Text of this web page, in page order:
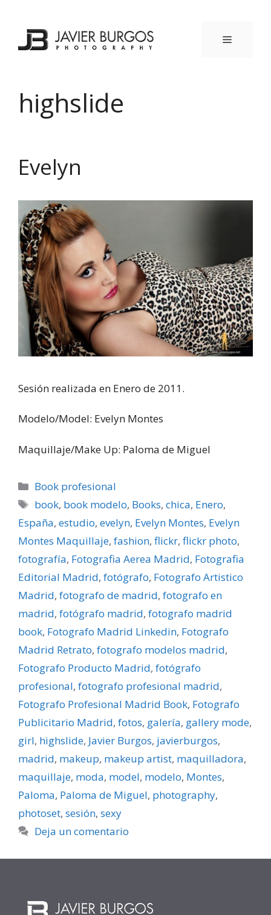
contenido
MENÚ
highslide
Evelyn
Sesión realizada en Enero de 2011.
Modelo/Model: Evelyn Montes
Maquillaje/Make Up: Paloma de Miguel
Categorías
Book profesional
Etiquetas
book, book modelo, Books,chica, Enero,
España, estudio, evelyn, Evelyn Montes, Evelyn
Montes Maquillaje, fashion, flickr, flickr photo,
fotografí­a, Fotografia Aerea Madrid, Fotografia
Editorial Madrid, fotógrafo, Fotografo Artistico
Madrid, fotografo de madrid, fotografo en
madrid, fotógrafo madrid, fotografo madrid
book, Fotografo Madrid Linkedin, Fotografo
Madrid Retrato, fotografo modelos madrid,
Fotografo Producto Madrid, fotógrafo
profesional, fotografo profesional madrid,
Fotografo Profesional Madrid Book, Fotografo
Publicitario Madrid, fotos, galerí­a, gallery mode,
girl, highslide, Javier Burgos, javierburgos,
madrid, makeup, makeup artist, maquilladora,
maquillaje, moda, model, modelo, Montes,
Paloma, Paloma de Miguel, photography,
photoset, sesión, sexy
Deja un comentario